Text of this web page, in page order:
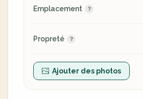
Emplacement
Propreté
Ajouter des photos